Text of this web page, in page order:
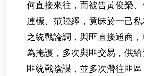
何直接來往，而被告黃俊榮
連標、范陸經，竟昧於一己私
之統戰論調，與匪直接通商
為掩護，多次與匪交易，供
匪統戰陰謀，並多次潛往匪